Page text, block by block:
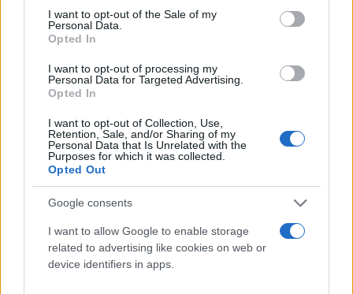
consent section.
I want to opt-out of the Sale of my
Personal Data.
Opted In
I want to opt-out of processing my
Personal Data for Targeted Advertising.
Opted In
I want to opt-out of Collection, Use,
Retention, Sale, and/or Sharing of my
Personal Data that Is Unrelated with the
Purposes for which it was collected.
Opted Out
Google consents
I want to allow Google to enable storage
related to advertising like cookies on web or
device identifiers in apps.
Παρά τις έντονες αντιδράσεις, δεν ήταν όλοι οι
χρήστες επικριτικοί απέναντι στους αστυνομικούς.
Ορισμένοι θεώρησαν τη χρήση βίας
δικαιολογημένη, επικαλούμενοι την ανάγκη για
επιβολή της τάξης. «Αντιστάθηκε καθαρά»,
σχολίασε ένας χρήστης. Άλλοι τόνισαν ότι οι